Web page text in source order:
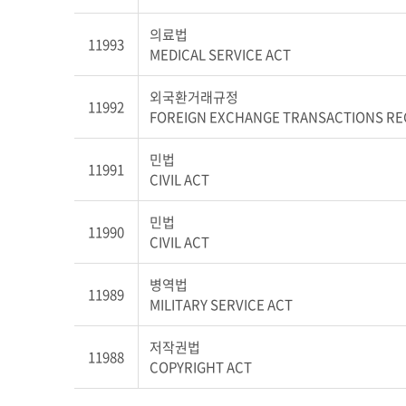
11993
의료법
MEDICAL SERVICE ACT
11992
외국환거래규정
FOREIGN EXCHANGE TRANSACTIONS
11991
민법
CIVIL ACT
11990
민법
CIVIL ACT
11989
병역법
MILITARY SERVICE ACT
11988
저작권법
COPYRIGHT ACT